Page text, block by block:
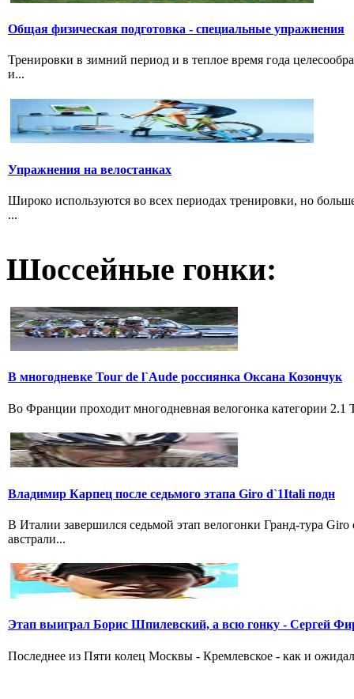
Общая физическая подготовка - специальные упражнения
Тренировки в зимний период и в теплое время года
и...
Упражнения на велостанках
Широко используются во всех периодах тренировки, но
...
Шоссейные гонки:
В многодневке Tour de l`Aude россиянка Оксана Козончук
Во Франции проходит многодневная велогонка категории
Владимир Карпец после седьмого этапа Giro d`1Itali подн
В Италии завершился седьмой этап велогонки Гранд-тура
австрали...
Этап выиграл Борис Шпилевский, а всю гонку - Сергей
Последнее из Пяти колец Москвы - Кремлевское - как и